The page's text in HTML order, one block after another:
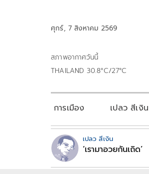
ศุกร์, 7 สิงหาคม 2569
สภาพอากาศวันนี้
THAILAND 30.8°C/27°C
การเมือง เปลว สีเงิน
เปลว สีเงิน
‘เรามาอวยกันเถิด’